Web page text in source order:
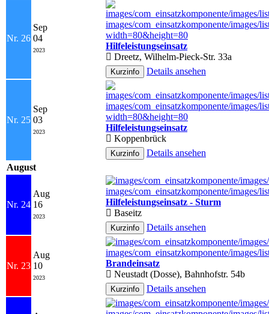
Nr. 26
Sep
04
2023
Hilfeleistungseinsatz
Dreetz, Wilhelm-Pieck-Str. 33a
Details ansehen
Nr. 25
Sep
03
2023
Hilfeleistungseinsatz
Koppenbrück
Details ansehen
August
Nr. 24
Aug
16
2023
Hilfeleistungseinsatz - Sturm
Baseitz
Details ansehen
Nr. 23
Aug
10
2023
Brandeinsatz
Neustadt (Dosse), Bahnhofstr. 54b
Details ansehen